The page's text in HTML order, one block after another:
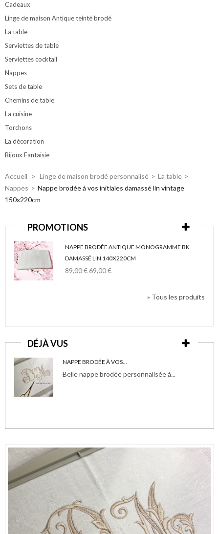
Cadeaux
Linge de maison Antique teinté brodé
La table
Serviettes de table
Serviettes cocktail
Nappes
Sets de table
Chemins de table
La cuisine
Torchons
La décoration
Bijoux Fantaisie
Accueil > Linge de maison brodé personnalisé > La table >
Nappes > Nappe brodée à vos initiales damassé lin vintage
150x220cm
PROMOTIONS
NAPPE BRODÉE ANTIQUE MONOGRAMME BK
DAMASSÉ LIN 140X220CM
89,00 €69,00 €
» Tous les produits
DÉJÀ VUS
NAPPE BRODÉE À VOS...
Belle nappe brodée personnalisée à...